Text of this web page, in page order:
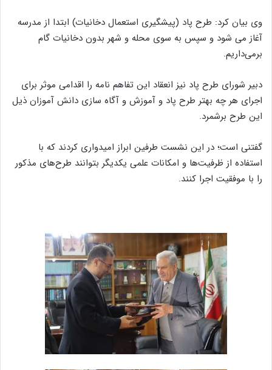
وی بیان کرد: طرح پاد (پیشگیری استعمال دخانیات) ابتدا از مدرسه
آغاز می شود و سپس به سوی محله و شهر بدون دخانیات گام
برمی‌داریم.
دبیر شورای طرح پاد نیز انعقاد این تفاهم نامه را اقدامی موثر برای
اجرای هر چه بهتر طرح پاد و آموزش و آگاه سازی دانش آموزان ذیل
این طرح برشمرد.
گفتنی است؛ در این نشست طرفین ابراز امیدواری کردند که با
استفاده از ظرفیت‌ها و امکانات علمی یکدیگر بتوانند طرح‌های مذکور
را با موفقیت اجرا کنند.